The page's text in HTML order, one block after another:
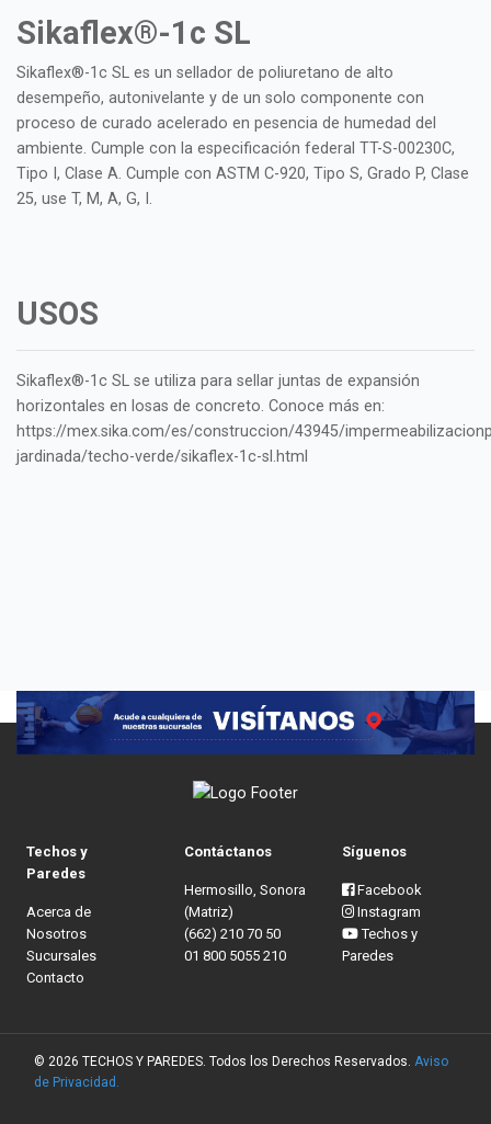
Sikaflex®-1c SL
Sikaflex®-1c SL es un sellador de poliuretano de alto
desempeño, autonivelante y de un solo componente con
proceso de curado acelerado en pesencia de humedad del
ambiente. Cumple con la especificación federal TT-S-00230C,
Tipo I, Clase A. Cumple con ASTM C-920, Tipo S, Grado P, Clase
25, use T, M, A, G, I.
USOS
Sikaflex®-1c SL se utiliza para sellar juntas de expansión
horizontales en losas de concreto. Conoce más en:
https://mex.sika.com/es/construccion/43945/
jardinada/techo-verde/sikaflex-1c-sl.html
Techos y
Paredes
Acerca de
Nosotros
Sucursales
Contacto
Contáctanos
Hermosillo, Sonora
(Matriz)
(662) 210 70 50
01 800 5055 210
Síguenos
Facebook
Instagram
Techos y
Paredes
© 2026 TECHOS Y PAREDES. Todos los Derechos Reservados. Aviso
de Privacidad.